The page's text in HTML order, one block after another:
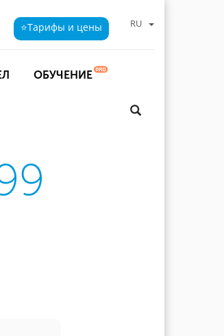
⭐Тарифы и цены RU
ОБУЧЕНИЕ